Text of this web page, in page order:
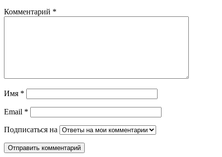
Комментарий *
Имя *
Email *
Подписаться на